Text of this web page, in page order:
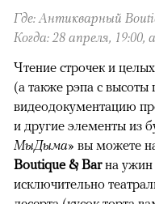
Где: Антикварный
Когда: 28 апреля,
Чтение строчек и
(а также рэпа с высоты
видеодокументацию
и другие элементы из
МыДыма» вы можете
Boutique & Barна ужин
исключительно